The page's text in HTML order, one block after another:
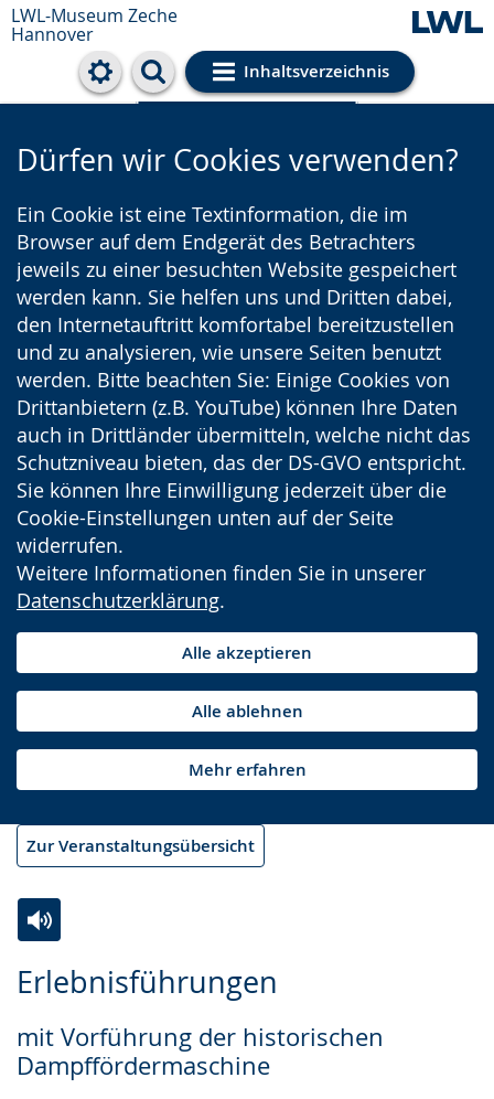
LWL-Museum Zeche
Hannover
Inhaltsverzeichnis
Cookie-Einstellungen
Dürfen wir Cookies verwenden?
Ein Cookie ist eine Textinformation, die im
Browser auf dem Endgerät des Betrachters
jeweils zu einer besuchten Website gespeichert
werden kann. Sie helfen uns und Dritten dabei,
den Internetauftritt komfortabel bereitzustellen
und zu analysieren, wie unsere Seiten benutzt
werden. Bitte beachten Sie: Einige Cookies von
Drittanbietern (z.B. YouTube) können Ihre Daten
auch in Drittländer übermitteln, welche nicht das
Schutzniveau bieten, das der DS-GVO entspricht.
Sie können Ihre Einwilligung jederzeit über die
Cookie-Einstellungen unten auf der Seite
widerrufen.
Weitere Informationen finden Sie in unserer
Datenschutzerklärung.
Alle akzeptieren
Alle ablehnen
Mehr erfahren
Zur Veranstaltungsübersicht
Erlebnisführungen
mit Vorführung der historischen
Dampffördermaschine
Leichten
wechseln.
Audio-
Video
Deutscher
Gebärdensprache